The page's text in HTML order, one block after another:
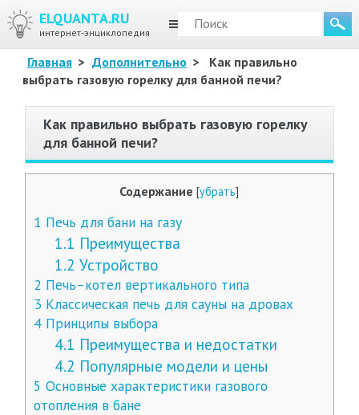
ELQUANTA.RU
интернет-энциклопедия
МЕНЮ
Главная > Дополнительно >
Как правильно
выбрать газовую горелку для банной печи?
Как правильно выбрать газовую горелку
для банной печи?
Содержание [убрать]
1 Печь для бани на газу
1.1 Преимущества
1.2 Устройство
2 Печь–котел вертикального типа
3 Классическая печь для сауны на дровах
4Принципы выбора
4.1 Преимущества и недостатки
4.2 Популярные модели и цены
5 Основные характеристики газового
отопления в бане